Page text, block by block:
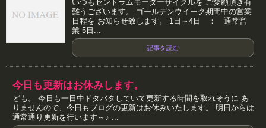
いつもセントラムモーターサイクルを ご愛顧頂き有
難うございます。 ゴールデンウイーク期間中の営業
日程を お知らせ致します。 1日～4日 ： 通常営
業 5日...
記事を読む
今日も更新はお休みします。
ども。 今日も一日中ドタバタしていて更新する時間を取れそうに あ
りませんので、今日もブログの更新はお休みいたします。 明日からは
通常通り更新を行います～♪ ...